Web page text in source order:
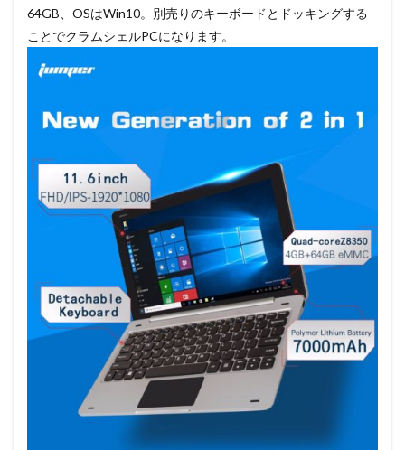
64GB、OSはWin10。別売りのキーボードとドッキングする
ことでクラムシェルPCになります。